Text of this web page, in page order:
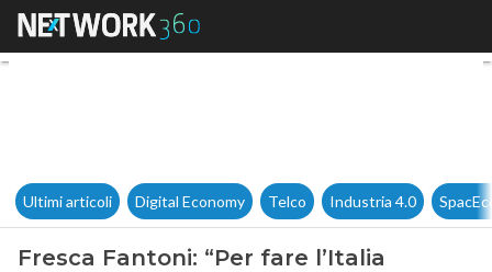
Fresca Fantoni: “Per fare
Ultimi articoli Digital Economy Telco Industria 4.0
Fresca Fantoni: “Per fare l’Italia